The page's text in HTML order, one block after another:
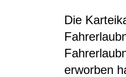
Die
erworben